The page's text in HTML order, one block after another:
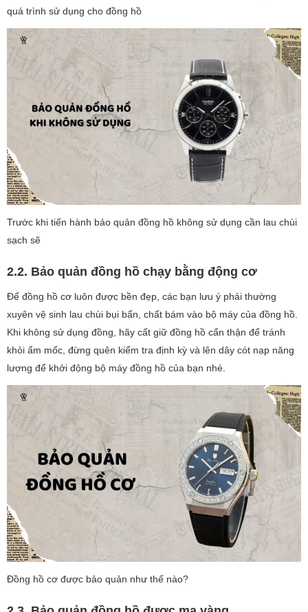
quá trình sử dụng cho đồng hồ
Trước khi tiến hành bảo quản đồng hồ không sử dụng cần lau chùi
sạch sẽ
2.2. Bảo quản đồng hồ chạy bằng động cơ
Để đồng hồ cơ luôn được bền đẹp, các bạn lưu ý phải thường
xuyên vệ sinh lau chùi bụi bẩn, chất bám vào bộ máy của đồng hồ.
Khi không sử dụng đồng, hãy cất giữ đồng hồ cẩn thận để tránh
khỏi ẩm mốc, đừng quên kiểm tra định kỳ và lên dây cót nạp năng
lượng để khởi động bộ máy đồng hồ của bạn nhé.
Đồng hồ cơ được bảo quản như thế nào?